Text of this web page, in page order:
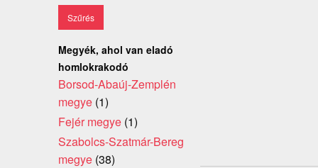
Megyék, ahol van eladó
homlokrakodó
Borsod-Abaúj-Zemplén
megye (1)
Fejér megye (1)
Szabolcs-Szatmár-Bereg
megye (38)